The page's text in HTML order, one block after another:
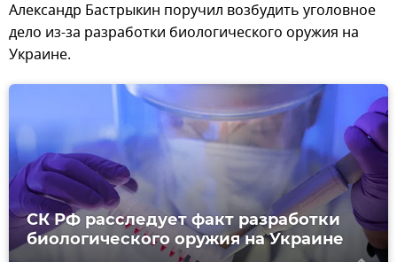
Александр Бастрыкин поручил возбудить уголовное
дело из-за разработки биологического оружия на
Украине.
СК РФ расследует факт разработки
биологического оружия на Украине